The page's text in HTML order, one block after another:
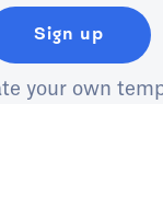
Sign up
your own